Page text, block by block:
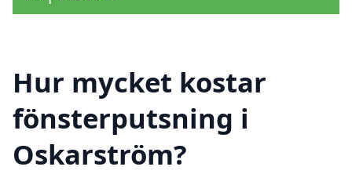
Hur mycket kostar
fönsterputsning i
Oskarström?